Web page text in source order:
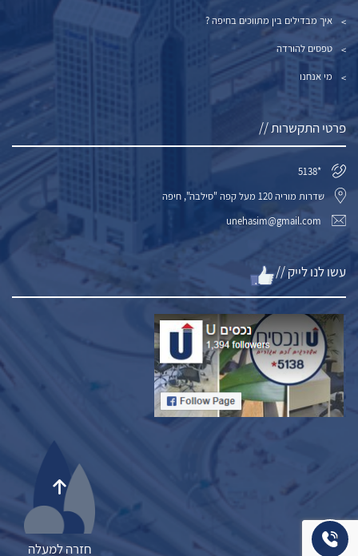
חזרה למעלה
איך מבדילים בין מתווכים בחיפה ?
טפסים להורדה
מי אנחנו
פרטי התקשרות //
*5138
שדרות מוריה 120 מעל קפה "סילבה", חיפה
unehasim@gmail.com
עשו לנו לייק //